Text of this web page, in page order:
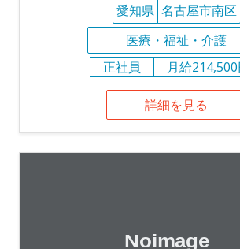
愛知県 名古屋市南区
医療・福祉・介護
正社員
月給
詳細を見る